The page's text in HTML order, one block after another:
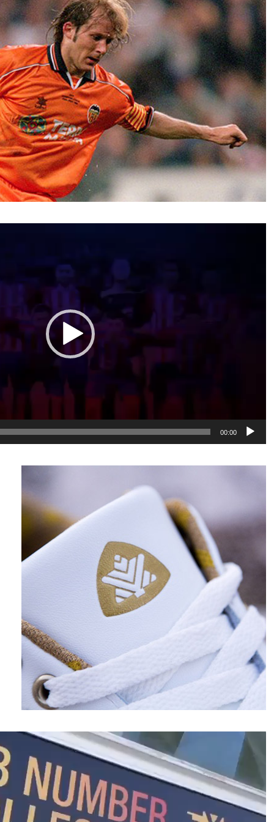
00:00
نمایشگر
ویدیو